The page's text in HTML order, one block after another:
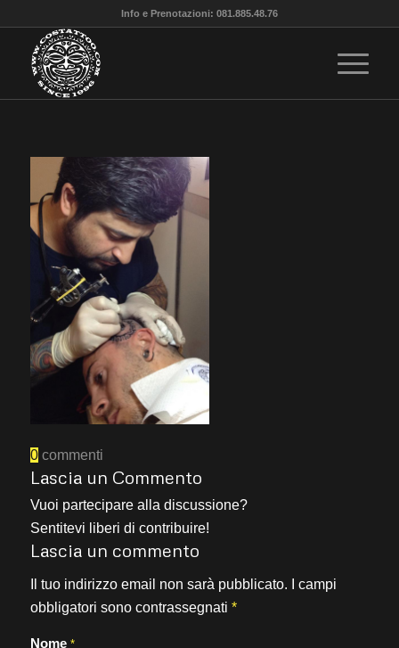
Info e Prenotazioni: 081.885.48.76
0 commenti
Lascia un Commento
Vuoi partecipare alla discussione?
Sentitevi liberi di contribuire!
Lascia un commento
Il tuo indirizzo email non sarà pubblicato.
I campi
obbligatori sono contrassegnati *
Nome *